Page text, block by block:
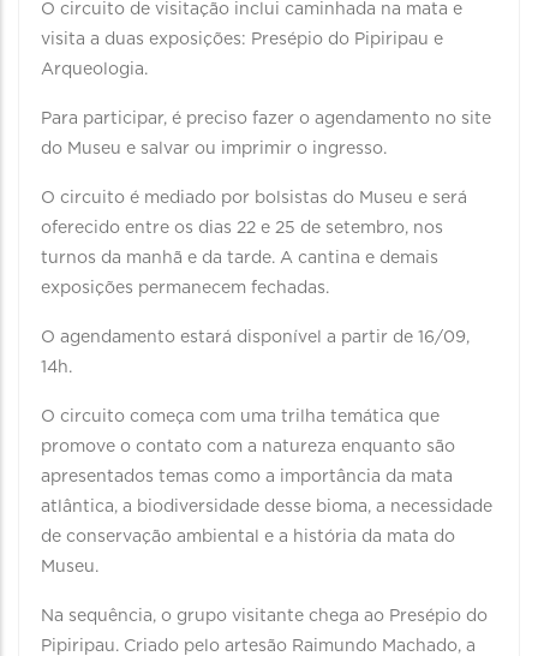
O circuito de visitação inclui caminhada na mata e
visita a duas exposições: Presépio do Pipiripau e
Arqueologia.
Para participar, é preciso fazer o agendamento no site
do Museu e salvar ou imprimir o ingresso.
O circuito é mediado por bolsistas do Museu e será
oferecido entre os dias 22 e 25 de setembro, nos
turnos da manhã e da tarde. A cantina e demais
exposições permanecem fechadas.
O agendamento estará disponível a partir de 16/09,
14h.
O circuito começa com uma trilha temática que
promove o contato com a natureza enquanto são
apresentados temas como a importância da mata
atlântica, a biodiversidade desse bioma, a necessidade
de conservação ambiental e a história da mata do
Museu.
Na sequência, o grupo visitante chega ao Presépio do
Pipiripau. Criado pelo artesão Raimundo Machado, a